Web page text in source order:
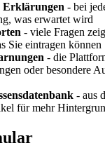
Erklärungen - bei
was erwartet wird
- viele Fragen
Sie eintragen können
- die
oder besondere
- aus
für mehr